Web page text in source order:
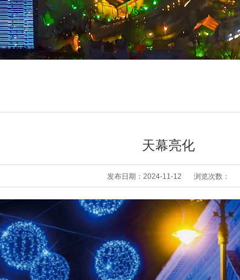
天幕亮化
发布日期：2024-11-12 浏览次数：